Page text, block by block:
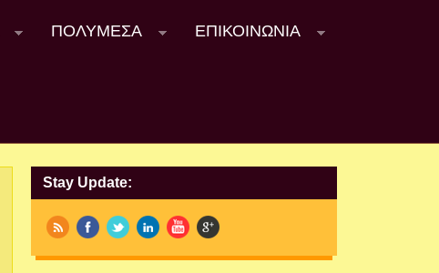
ΠΟΛΥΜΈΣΑ ΕΠΙΚΟΙΝΩΝΊΑ
Stay Update: